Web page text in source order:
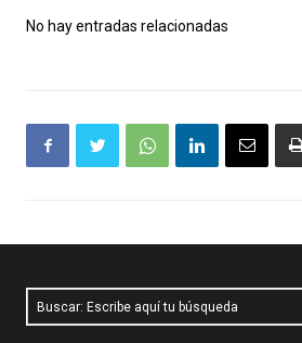
No hay entradas relacionadas
Buscar: Escribe aquí tu búsqueda